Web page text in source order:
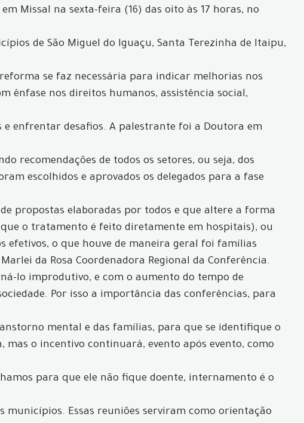
Missal na sexta-feira (16) das oito às 17 horas, no
de São Miguel do Iguaçu, Santa Terezinha de Itaipu,
se faz necessária para indicar melhorias nos
ênfase nos direitos humanos, assistência social,
enfrentar desafios. A palestrante foi a Doutora em
recomendações de todos os setores, ou seja, dos
escolhidos e aprovados os delegados para a fase
propostas elaboradas por todos e que altere a forma
o tratamento é feito diretamente em hospitais), ou
efetivos, o que houve de maneira geral foi famílias
da Rosa Coordenadora Regional da Conferência.
lo improdutivo, e com o aumento do tempo de
Por isso a importância das conferências, para
mental e das famílias, para que se identifique o
o incentivo continuará, evento após evento, como
para que ele não fique doente, internamento é o
Essas reuniões serviram como orientação